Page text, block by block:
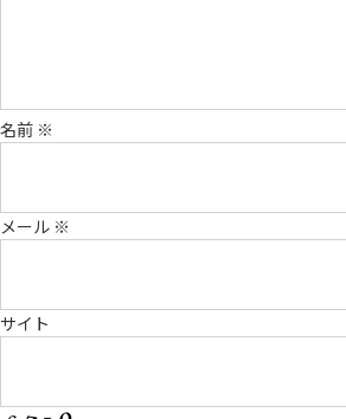
名前 ※
メール ※
サイト